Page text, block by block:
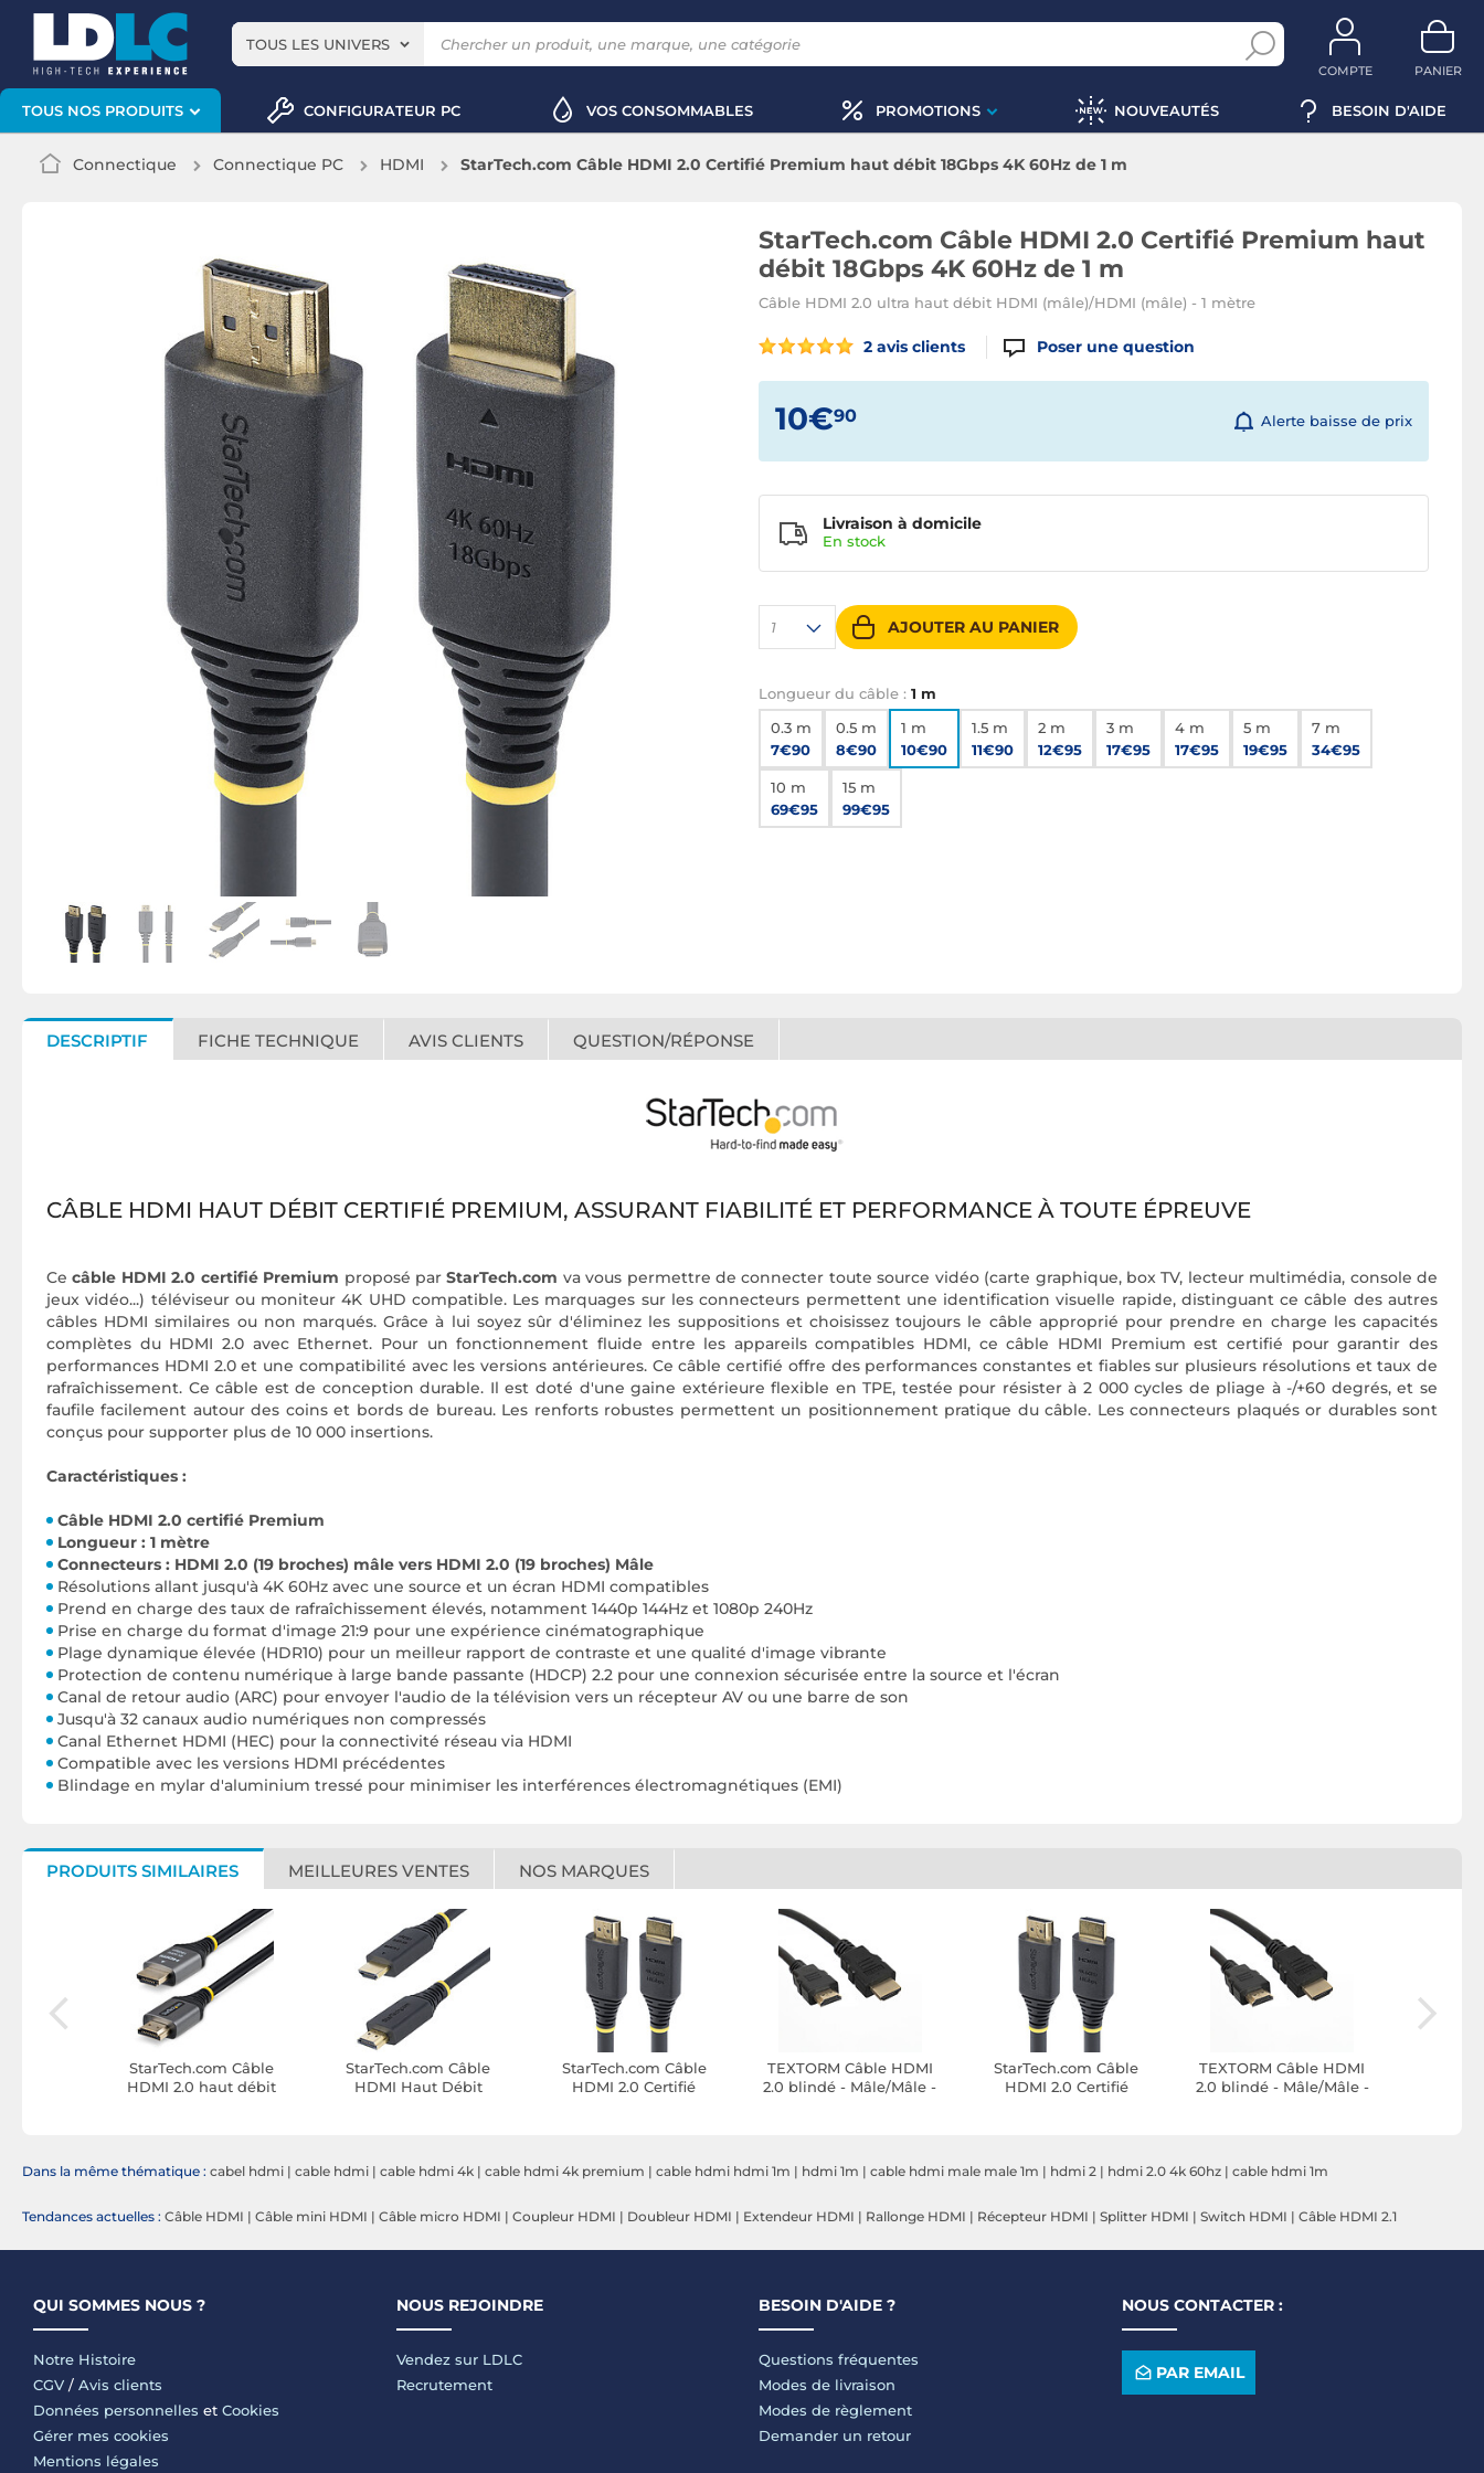
TOUS LES UNIVERS
COMPTE PANIER
TOUS NOS PRODUITS CONFIGURATEUR PC VOS CONSOMMABLES PROMOTIONS NOUVEAUTÉS BESOIN D'AIDE
Connectique Connectique PC HDMI StarTech.com Câble HDMI 2.0 Certifié Premium haut débit 18Gbps 4K 60Hz de 1 m
StarTech.com Câble HDMI 2.0 Certifié Premium haut
débit 18Gbps 4K 60Hz de 1 m
Câble HDMI 2.0 ultra haut débit HDMI (mâle)/HDMI (mâle) - 1 mètre
2 avis clients Poser une question
10€90 Alerte baisse de prix
1 AJOUTER AU PANIER
Livraison à domicile
En stock
Longueur du câble : 1 m
0.3 m
7€90
0.5 m
8€90
1 m
10€90
1.5 m
11€90
2 m
12€95
3 m
17€95
4 m
17€95
5 m
19€95
7 m
34€95
10 m
69€95
15 m
99€95
DESCRIPTIF FICHE TECHNIQUE AVIS CLIENTS QUESTION/RÉPONSE
CÂBLE HDMI HAUT DÉBIT CERTIFIÉ PREMIUM, ASSURANT FIABILITÉ ET PERFORMANCE À TOUTE ÉPREUVE
Cecâble HDMI 2.0 certifié Premium proposé parStarTech.com va vous permettre de connecter toute source vidéo (carte graphique, box TV, lecteur multimédia, console de
jeux vidéo...) téléviseur ou moniteur 4K UHD compatible. Les marquages sur les connecteurs permettent une identification visuelle rapide, distinguant ce câble des autres
câbles HDMI similaires ou non marqués. Grâce à lui soyez sûr d'éliminez les suppositions et choisissez toujours le câble approprié pour prendre en charge les capacités
complètes du HDMI 2.0 avec Ethernet. Pour un fonctionnement fluide entre les appareils compatibles HDMI, ce câble HDMI Premium est certifié pour garantir des
performances HDMI 2.0 et une compatibilité avec les versions antérieures. Ce câble certifié offre des performances constantes et fiables sur plusieurs résolutions et taux de
rafraîchissement. Ce câble est de conception durable. Il est doté d'une gaine extérieure flexible en TPE, testée pour résister à 2 000 cycles de pliage à -/+60 degrés, et se
faufile facilement autour des coins et bords de bureau. Les renforts robustes permettent un positionnement pratique du câble. Les connecteurs plaqués or durables sont
conçus pour supporter plus de 10 000 insertions.
Caractéristiques :
Câble HDMI 2.0 certifié Premium
Longueur : 1 mètre
Connecteurs : HDMI 2.0 (19 broches) mâle vers HDMI 2.0 (19 broches) Mâle
Résolutions allant jusqu'à 4K 60Hz avec une source et un écran HDMI compatibles
Prend en charge des taux de rafraîchissement élevés, notamment 1440p 144Hz et 1080p 240Hz
Prise en charge du format d'image 21:9 pour une expérience cinématographique
Plage dynamique élevée (HDR10) pour un meilleur rapport de contraste et une qualité d'image vibrante
Protection de contenu numérique à large bande passante (HDCP) 2.2 pour une connexion sécurisée entre la source et l'écran
Canal de retour audio (ARC) pour envoyer l'audio de la télévision vers un récepteur AV ou une barre de son
Jusqu'à 32 canaux audio numériques non compressés
Canal Ethernet HDMI (HEC) pour la connectivité réseau via HDMI
Compatible avec les versions HDMI précédentes
Blindage en mylar d'aluminium tressé pour minimiser les interférences électromagnétiques (EMI)
PRODUITS SIMILAIRES MEILLEURES VENTES NOS MARQUES
StarTech.com Câble
HDMI 2.0 haut débit
StarTech.com Câble
HDMI Haut Débit
StarTech.com Câble
HDMI 2.0 Certifié
TEXTORM Câble HDMI
2.0 blindé - Mâle/Mâle -
StarTech.com Câble
HDMI 2.0 Certifié
TEXTORM Câble HDMI
2.0 blindé - Mâle/Mâle -
Dans la même thématique : cabel hdmi | cable hdmi | cable hdmi 4k | cable hdmi 4k premium | cable hdmi hdmi 1m | hdmi 1m | cable hdmi male male 1m | hdmi 2 | hdmi 2.0 4k 60hz | cable hdmi 1m
Tendances actuelles : Câble HDMI | Câble mini HDMI | Câble micro HDMI | Coupleur HDMI | Doubleur HDMI | Extendeur HDMI | Rallonge HDMI | Récepteur HDMI | Splitter HDMI | Switch HDMI | Câble HDMI 2.1
QUI SOMMES NOUS ?
Notre Histoire
CGV / Avis clients
Données personnelles et Cookies
Gérer mes cookies
Mentions légales
NOUS REJOINDRE
Vendez sur LDLC
Recrutement
BESOIN D'AIDE ?
Questions fréquentes
Modes de livraison
Modes de règlement
Demander un retour
NOUS CONTACTER :
PAR EMAIL